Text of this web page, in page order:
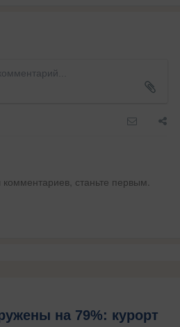
станьте первым.
на 79%: курорт